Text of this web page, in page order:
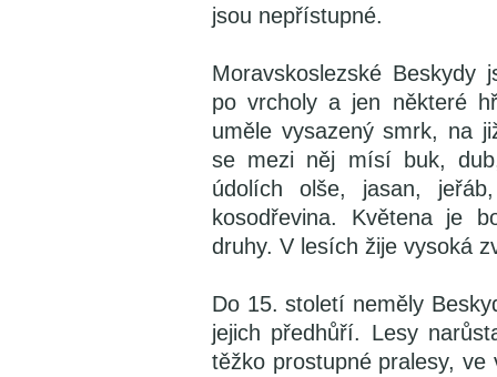
jsou nepřístupné.
Moravskoslezské Beskydy
po vrcholy a jen některé
uměle vysazený smrk, na
se mezi něj mísí buk,
údolích olše, jasan,
kosodřevina. Květena je
druhy. V lesích žije vysoká
Do 15. století neměly
jejich předhůří. Lesy
těžko prostupné pralesy,